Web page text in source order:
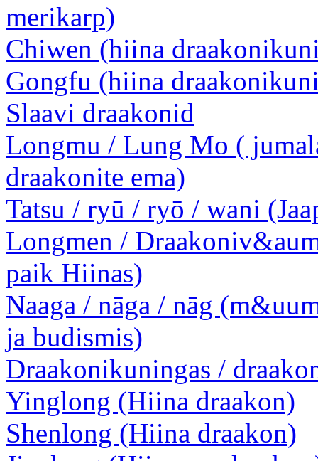
merikarp)
Chiwen (hiina
Gongfu (hiina
Slaavi draakonid
Longmu / Lung Mo (
draakonite ema)
Tatsu / ryū / ryō / wani
Longmen /
paik Hiinas)
Naaga / nāga / nāg
ja budismis)
Draakonikuningas /
Yinglong (Hiina draakon)
Shenlong (Hiina draakon)